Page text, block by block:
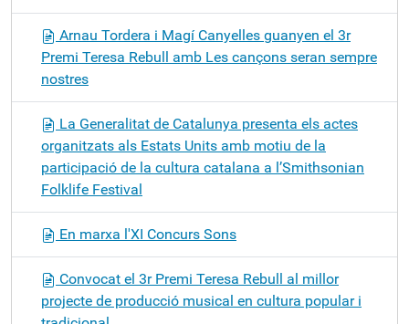
Arnau Tordera i Magí Canyelles guanyen el 3r
Premi Teresa Rebull amb Les cançons seran sempre
nostres
La Generalitat de Catalunya presenta els actes
organitzats als Estats Units amb motiu de la
participació de la cultura catalana a l’Smithsonian
Folklife Festival
En marxa l'XI Concurs Sons
Convocat el 3r Premi Teresa Rebull al millor
projecte de producció musical en cultura popular i